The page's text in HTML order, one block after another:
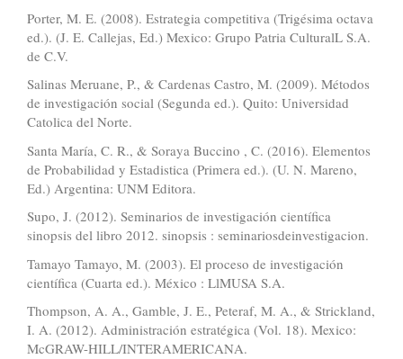
Porter, M. E. (2008). Estrategia competitiva (Trigésima octava
ed.). (J. E. Callejas, Ed.) Mexico: Grupo Patria CulturalL S.A.
de C.V.
Salinas Meruane, P., & Cardenas Castro, M. (2009). Métodos
de investigación social (Segunda ed.). Quito: Universidad
Catolica del Norte.
Santa María, C. R., & Soraya Buccino , C. (2016). Elementos
de Probabilidad y Estadistica (Primera ed.). (U. N. Mareno,
Ed.) Argentina: UNM Editora.
Supo, J. (2012). Seminarios de investigación científica
sinopsis del libro 2012. sinopsis : seminariosdeinvestigacion.
Tamayo Tamayo, M. (2003). El proceso de investigación
científica (Cuarta ed.). México : LlMUSA S.A.
Thompson, A. A., Gamble, J. E., Peteraf, M. A., & Strickland,
I. A. (2012). Administración estratégica (Vol. 18). Mexico:
McGRAW-HILL/INTERAMERICANA.